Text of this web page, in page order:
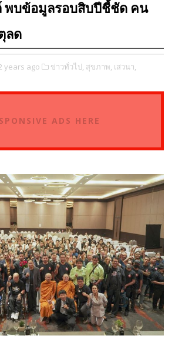
พบข้อมูลรอบสิบปีชี้ชัด คน
ลด
years ago ข่าวทั่วไป, สุขภาพ, เสวนา,
ADS HERE